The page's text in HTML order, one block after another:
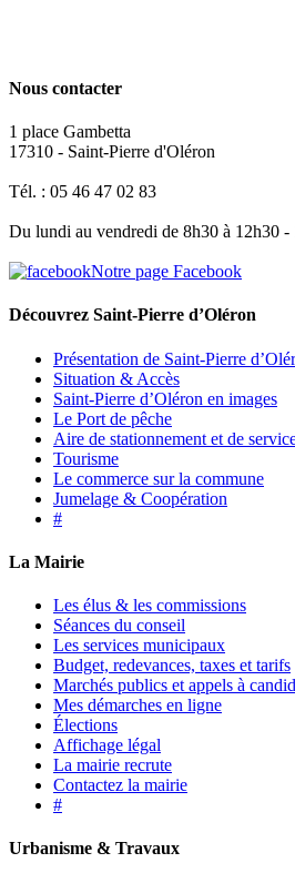
Nous contacter
1 place Gambetta
17310 - Saint-Pierre d'Oléron
Tél. : 05 46 47 02 83
Du lundi au vendredi de 8h30 à 12h30 -
Notre page Facebook
Découvrez Saint-Pierre d’Oléron
Présentation de Saint-Pierre
Situation & Accès
Saint-Pierre d’Oléron en images
Le Port de pêche
Aire de stationnement et de
Tourisme
Le commerce sur la commune
Jumelage & Coopération
#
La Mairie
Les élus & les commissions
Séances du conseil
Les services municipaux
Budget, redevances, taxes et tarifs
Marchés publics et appels à
Mes démarches en ligne
Élections
Affichage légal
La mairie recrute
Contactez la mairie
#
Urbanisme & Travaux